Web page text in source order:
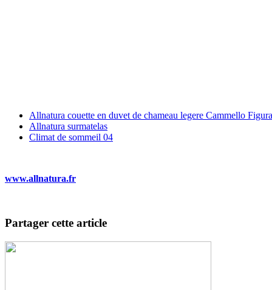
Allnatura couette en duvet de chameau legere Cammello Figura
Allnatura surmatelas
Climat de sommeil 04
www.allnatura.fr
Partager cette article